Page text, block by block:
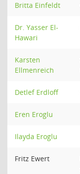
Britta Einfeldt
Dr. Yasser El-
Hawari
Karsten
Ellmenreich
Detlef Erdloff
Eren Eroglu
Ilayda Eroglu
Fritz Ewert